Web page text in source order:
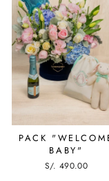
PACK
BABY"
S/. 490.00